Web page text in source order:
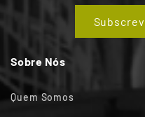
Sobre Nós
Quem Somos